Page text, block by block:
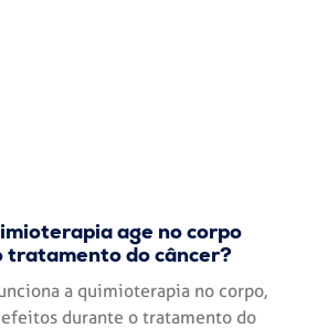
age no corpo
tratamento do câncer?
a quimioterapia no corpo,
efeitos durante o tratamento do